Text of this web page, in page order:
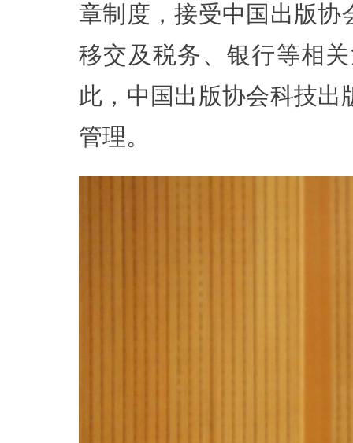
章制度，接受中国出版协
移交及税务、银行等相
此，中国出版协会科技
管理。